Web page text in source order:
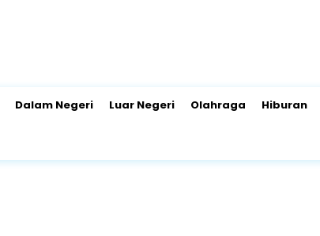
Dalam Negeri Luar Negeri Olahraga Hiburan